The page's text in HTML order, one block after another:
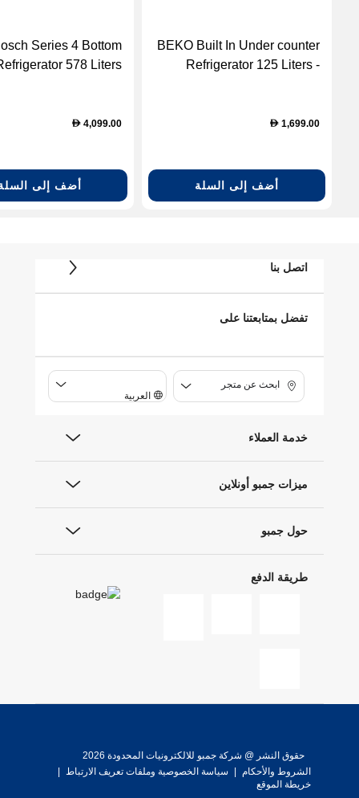
BEKO Built In Under counter
Refrigerator 125 Liters -
D 1,699.00
أضف إلى السلة
Series 4 Bottom
578 Liters
D 4,099.00
أضف إلى
اتصل بنا
تفضل بمتابعتنا على
ابحث عن متجر
العربية
خدمة العملاء
ميزات جمبو أونلاين
حول جمبو
طريقة الدفع
حقوق النشر @ شركة جمبو للالكترونيات المحدودة 2026
الشروط والأحكام
سياسة الخصوصية وملفات تعريف الارتباط
خريطة الموقع